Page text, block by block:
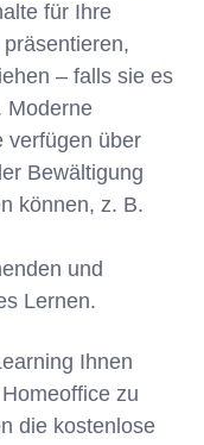
für Ihre
– falls sie es
Moderne
verfügen über
Bewältigung
können, z. B.
und
Lernen.
Ihnen
zu
die kostenlose